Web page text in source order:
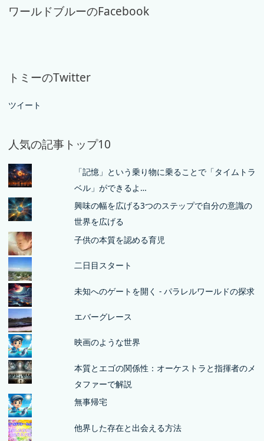
ワールドブルーのFacebook
トミーのTwitter
ツイート
人気の記事トップ10
「記憶」という乗り物に乗ることで「タイムトラ
ベル」ができるよ…
興味の幅を広げる3つのステップで自分の意識の
世界を広げる
子供の本質を認める育児
二日目スタート
未知へのゲートを開く - パラレルワールドの探求
エバーグレース
映画のような世界
本質とエゴの関係性：オーケストラと指揮者のメ
タファーで解説
無事帰宅
他界した存在と出会える方法